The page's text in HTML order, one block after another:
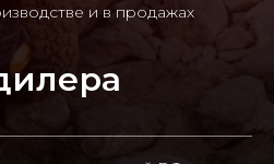
и в продажах